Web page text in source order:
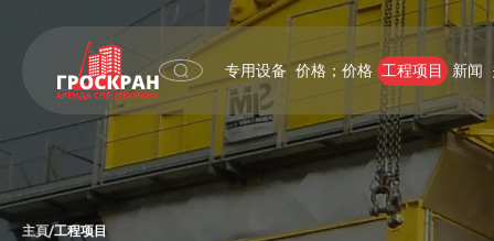
专用设备 价格；价格 工程项目 新闻
主頁/工程项目